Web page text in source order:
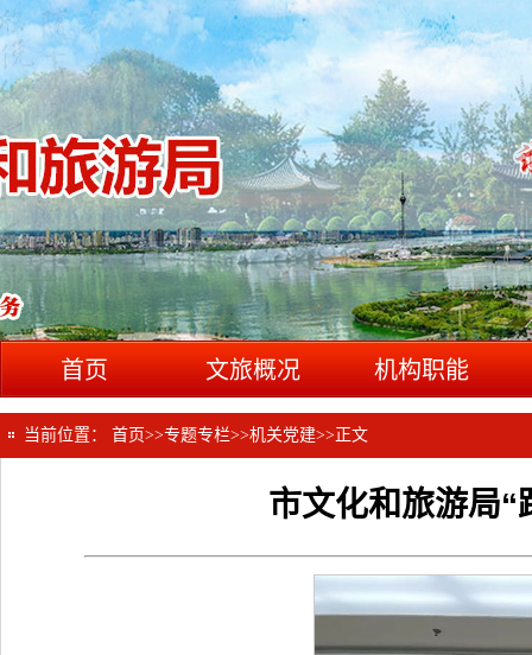
首页 文旅概况 机构职能
当前位置： 首页>>专题专栏>>机关党建>> 正文
市文化和旅游局“